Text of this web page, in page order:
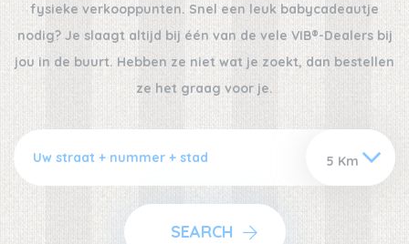
fysieke verkooppunten. Snel een leuk babycadeautje
nodig? Je slaagt altijd bij één van de vele VIB®-Dealers bij
jou in de buurt. Hebben ze niet wat je zoekt, dan bestellen
ze het graag voor je.
SEARCH